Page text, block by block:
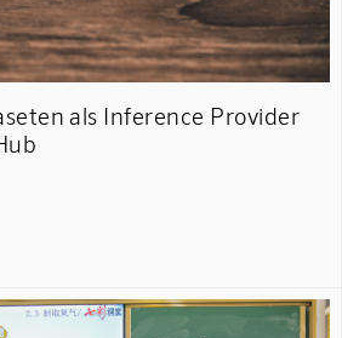
als Inference Provider